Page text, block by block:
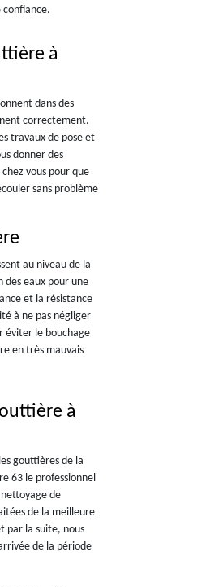
confiance.
à
dans des
correctement.
travaux de pose et
donner des
vous pour que
sans problème
au niveau de la
eaux pour une
et la résistance
à ne pas négliger
éviter le bouchage
en très mauvais
à
gouttières de la
63 le professionnel
de
de la meilleure
par la suite, nous
de la période